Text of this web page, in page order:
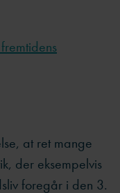
at ret mange
der eksempelvis
foregår i den 3.